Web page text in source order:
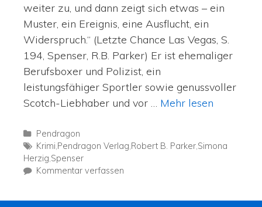
weiter zu, und dann zeigt sich etwas – ein
Muster, ein Ereignis, eine Ausflucht, ein
Widerspruch.“ (Letzte Chance Las Vegas, S.
194, Spenser, R.B. Parker) Er ist ehemaliger
Berufsboxer und Polizist, ein
leistungsfähiger Sportler sowie genussvoller
Scotch-Liebhaber und vor … Mehr lesen
Pendragon
Krimi,Pendragon Verlag,Robert B. Parker,Simona
Herzig,Spenser
Kommentar verfassen